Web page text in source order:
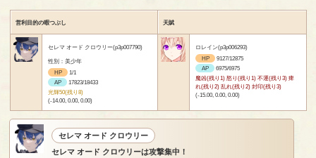
営利目的の暇つぶし 天賦
セレマ オード クロウリー(p3p007790)
性別：美少年
HP
1/1
AP
17823/18433
光輝50(残り8)
(-14.00, 0.00, 0.00)
ロレイン(p3p006293)
HP
9127/12875
AP
6975/6975
魔凶(残り1) 怒り(残り1) 不運(残り3) 痺
れ(残り2) 乱れ(残り2) 封印(残り3)
(-15.00, 0.00, 0.00)
セレマ オード クロウリー
セレマ オード クロウリーは攻撃集中！